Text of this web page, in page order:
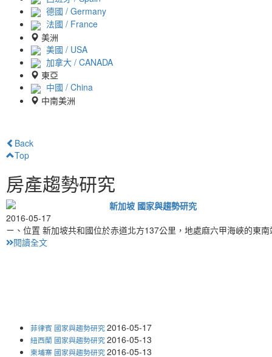
德國 / Germany
法國 / France
美洲
美國 / USA
加拿大 / CANADA
東亞
中國 / China
中南美洲
Back
Top
房產趨勢研究
新加坡 國家與趨勢研究
2016-05-17
ㄧ、位置 新加坡共和國位於赤道北方137公里，地處麻六甲海峽的東
閱讀全文
菲律賓 國家與趨勢研究2016-05-17
紐西蘭 國家與趨勢研究2016-05-13
柬埔寨 國家與趨勢研究2016-05-13